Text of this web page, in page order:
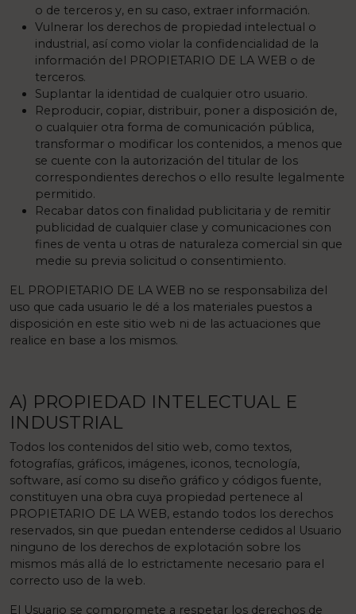
o de terceros y, en su caso, extraer información.
Vulnerar los derechos de propiedad intelectual o
industrial, así como violar la confidencialidad de la
información del PROPIETARIO DE LA WEB o de
terceros.
Suplantar la identidad de cualquier otro usuario.
Reproducir, copiar, distribuir, poner a disposición de,
o cualquier otra forma de comunicación pública,
transformar o modificar los contenidos, a menos que
se cuente con la autorización del titular de los
correspondientes derechos o ello resulte legalmente
permitido.
Recabar datos con finalidad publicitaria y de remitir
publicidad de cualquier clase y comunicaciones con
fines de venta u otras de naturaleza comercial sin que
medie su previa solicitud o consentimiento.
EL PROPIETARIO DE LA WEB no se responsabiliza del
uso que cada usuario le dé a los materiales puestos a
disposición en este sitio web ni de las actuaciones que
realice en base a los mismos.
A) PROPIEDAD INTELECTUAL E
INDUSTRIAL
Todos los contenidos del sitio web, como textos,
fotografías, gráficos, imágenes, iconos, tecnología,
software, así como su diseño gráfico y códigos fuente,
constituyen una obra cuya propiedad pertenece al
PROPIETARIO DE LA WEB, estando todos los derechos
reservados, sin que puedan entenderse cedidos al Usuario
ninguno de los derechos de explotación sobre los
mismos más allá de lo estrictamente necesario para el
correcto uso de la web.
El Usuario se compromete a respetar los derechos de